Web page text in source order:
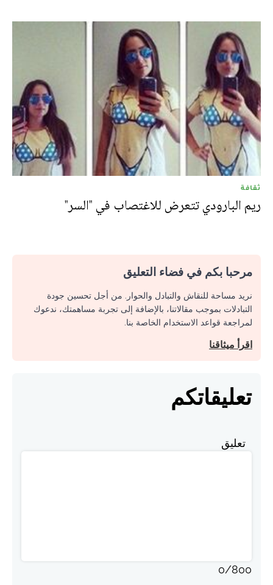
ثقافة
ريم البارودي تتعرض للاغتصاب في "السر"
مرحبا بكم في فضاء التعليق
نريد مساحة للنقاش والتبادل والحوار. من أجل تحسين جودة
التبادلات بموجب مقالاتنا، بالإضافة إلى تجربة مساهمتك، ندعوك
لمراجعة قواعد الاستخدام الخاصة بنا.
اقرأ ميثاقنا
تعليقاتكم
تعليق
0/800